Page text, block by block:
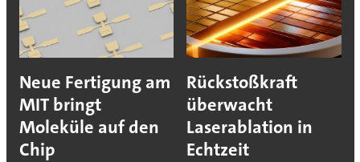
Neue Fertigung am
MIT bringt
Moleküle auf den
Chip
Rückstoßkraft
überwacht
Laserablation in
Echtzeit